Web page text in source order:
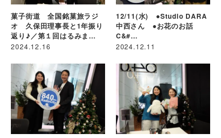
菓子街道 全国銘菓旅ラジ
オ 久保田理事長と1年振り
返り♪／第１回はるみま…
2024.12.16
12/11(水) ●Studio DARA
中西さん ●お花のお話
C&#…
2024.12.11